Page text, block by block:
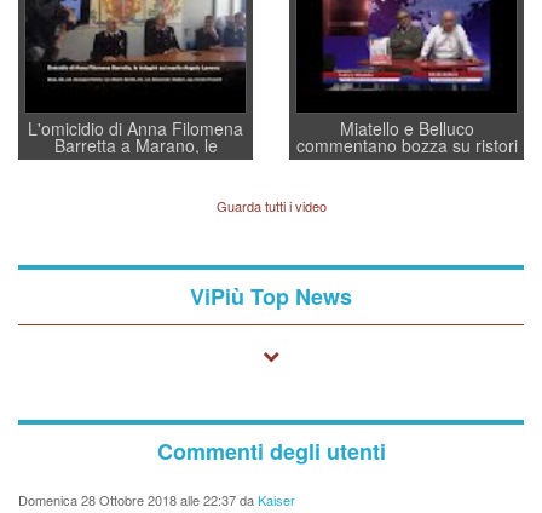
L'omicidio di Anna Filomena
Barretta a Marano, le
indagini dei carabinieri di
Lavarra: più avvincenti di
quelle di... Barbara D'Urso
Miatello e Belluco
commentano bozza su ristori
BPVi e Veneto Banca
Guarda tutti i video
ViPiù Top News
Commenti degli utenti
Domenica 28 Ottobre 2018 alle 22:37 daKaiser